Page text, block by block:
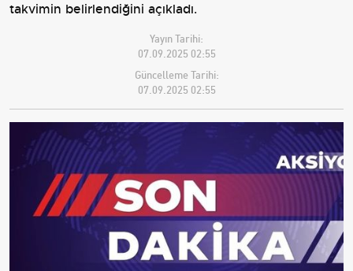
takvimin belirlendiğini açıkladı.
Yayın Tarihi:
07.09.2025 02:55
Güncelleme Tarihi:
07.09.2025 02:55